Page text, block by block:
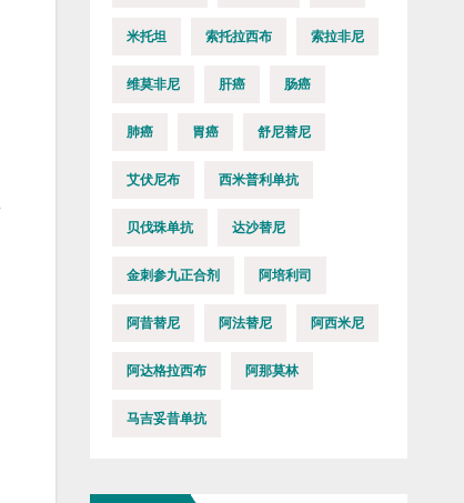
米托坦 索托拉西布 索拉非尼
维莫非尼 肝癌 肠癌
肺癌 胃癌 舒尼替尼
艾伏尼布 西米普利单抗
贝伐珠单抗 达沙替尼
金刺参九正合剂 阿培利司
阿昔替尼 阿法替尼 阿西米尼
阿达格拉西布 阿那莫林
马吉妥昔单抗